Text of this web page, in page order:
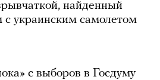
найденный
украинским самолетом
с выборов в Госдуму